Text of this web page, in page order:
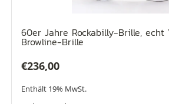
60er Jahre Rockabilly-Brille, echt
Browline-Brille
€236,00
Enthält 19% MwSt.